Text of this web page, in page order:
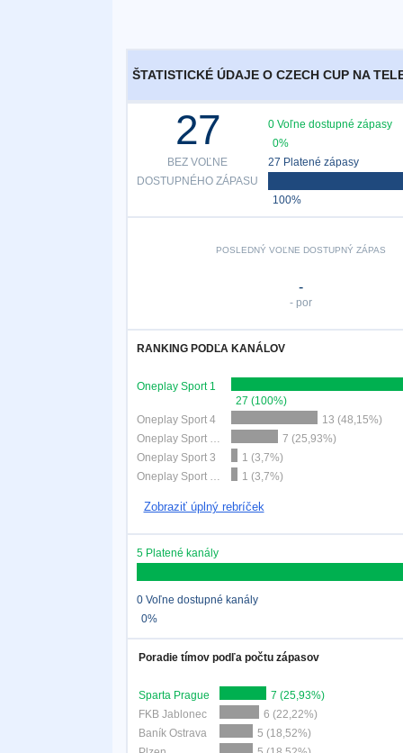
ŠTATISTICKÉ ÚDAJE O CZECH CUP NA
27
BEZ VOĽNE
DOSTUPNÉHO ZÁPASU
0 Voľne dostupné zápasy
0%
27 Platené zápasy
100%
POSLEDNÝ VOĽNE DOSTUPNÝ ZÁPAS
-
- por
RANKING PODĽA KANÁLOV
Oneplay Sport 1
27 (100%)
Oneplay Sport 4
13 (48,15%)
Oneplay Sport MD1
7 (25,93%)
Oneplay Sport 3
1 (3,7%)
Oneplay Sport MD2
1 (3,7%)
Zobraziť úplný rebríček
5 Platené kanály
0 Voľne dostupné kanály
0%
Poradie tímov podľa počtu zápasov
Sparta Prague
7 (25,93%)
FKB Jablonec
6 (22,22%)
Baník Ostrava
5 (18,52%)